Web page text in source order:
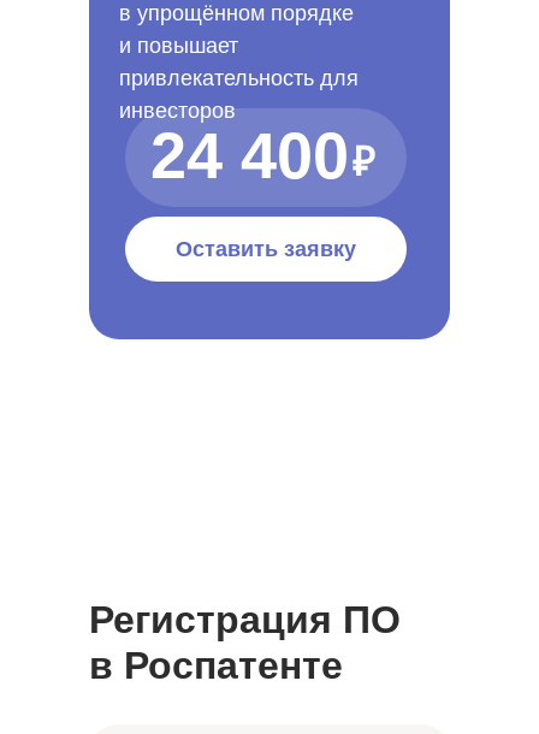
в упрощённом порядке
и повышает
привлекательность для
инвесторов
Оставить заявку
24 400₽
Регистрация ПО
в Роспатенте